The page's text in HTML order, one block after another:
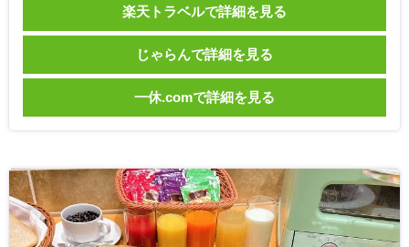
楽天トラベルで詳細を見る
じゃらんで詳細を見る
一休.comで詳細を見る